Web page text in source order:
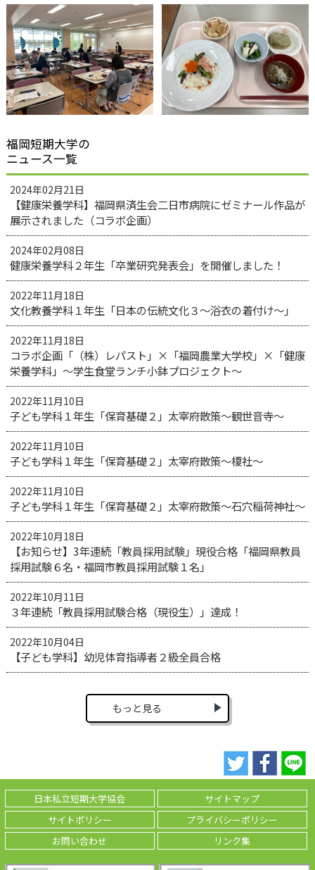
福岡短期大学の
ニュース一覧
2024年02月21日
【健康栄養学科】福岡県済生会二日市病院にゼミナール作品が
展示されました（コラボ企画）
2024年02月08日
健康栄養学科２年生「卒業研究発表会」を開催しました！
2022年11月18日
文化教養学科１年生「日本の伝統文化３～浴衣の着付け～」
2022年11月18日
コラボ企画「（株）レパスト」×「福岡農業大学校」×「健康
栄養学科」～学生食堂ランチ小鉢プロジェクト～
2022年11月10日
子ども学科１年生「保育基礎２」太宰府散策～観世音寺～
2022年11月10日
子ども学科１年生「保育基礎２」太宰府散策～榎社～
2022年11月10日
子ども学科１年生「保育基礎２」太宰府散策～石穴稲荷神社～
2022年10月18日
【お知らせ】3年連続「教員採用試験」現役合格「福岡県教員
採用試験６名・福岡市教員採用試験１名」
2022年10月11日
３年連続「教員採用試験合格（現役生）」達成！
2022年10月04日
【子ども学科】幼児体育指導者２級全員合格
もっと見る
日本私立短期大学協会
サイトマップ
サイトポリシー
プライバシーポリシー
お問い合わせ
リンク集